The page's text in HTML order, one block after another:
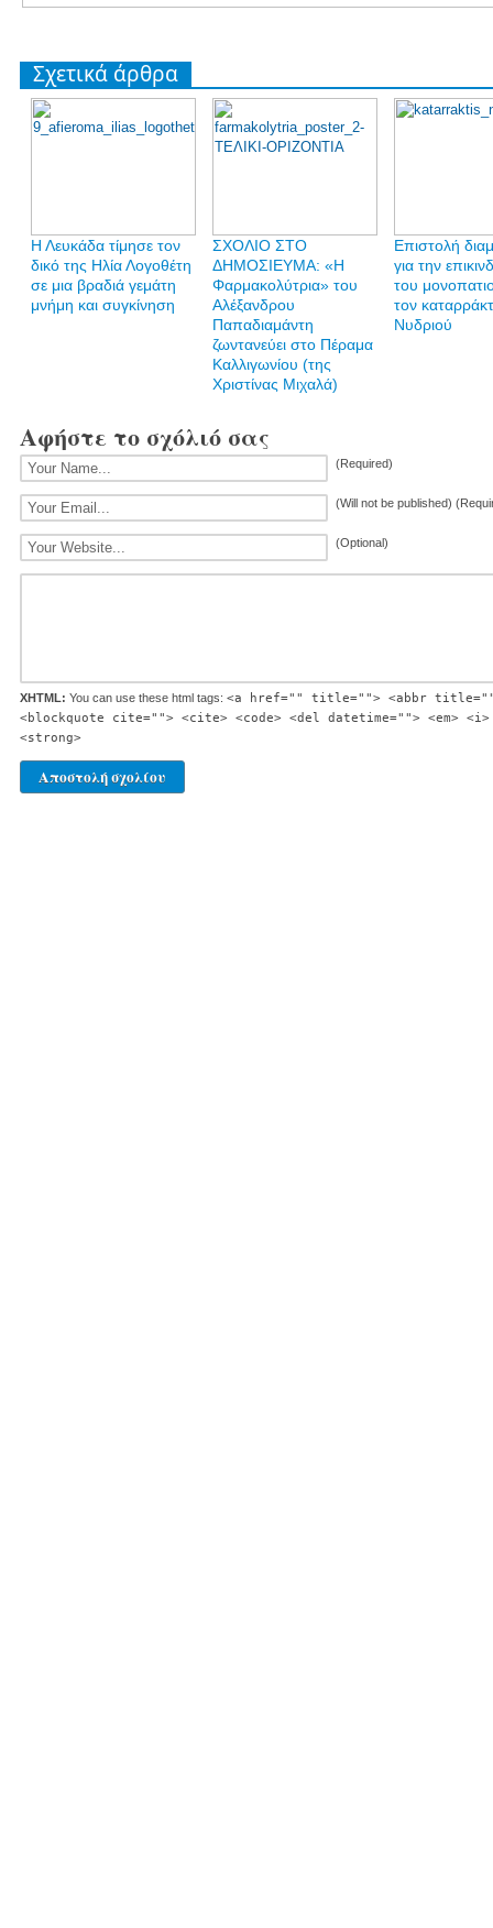
Σχετικά άρθρα
Η Λευκάδα τίμησε τον
δικό της Ηλία Λογοθέτη
σε μια βραδιά γεμάτη
μνήμη και συγκίνηση
ΣΧΟΛΙΟ ΣΤΟ
ΔΗΜΟΣΙΕΥΜΑ: «Η
Φαρμακολύτρια» του
Αλέξανδρου
Παπαδιαμάντη
ζωντανεύει στο Πέραμα
Καλλιγωνίου (της
Χριστίνας Μιχαλά)
Επιστολή
για την
του
τον
Νυδριού
Αφήστε το σχόλιό σας
(Required)
(Will not be published)
(Optional)
XHTML: You can use these html tags: <a href="" title=""> <abbr
<blockquote cite=""> <cite> <code> <del datetime=""> <em>
<strong>